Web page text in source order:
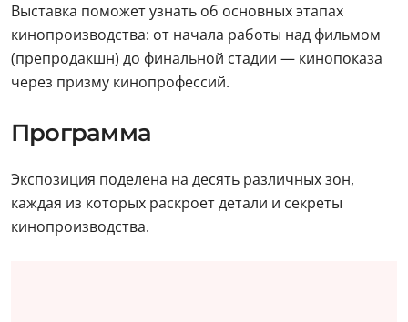
Выставка поможет узнать об основных этапах
кинопроизводства: от начала работы над фильмом
(препродакшн) до финальной стадии — кинопоказа
через призму кинопрофессий.
Программа
Экспозиция поделена на десять различных зон,
каждая из которых раскроет детали и секреты
кинопроизводства.